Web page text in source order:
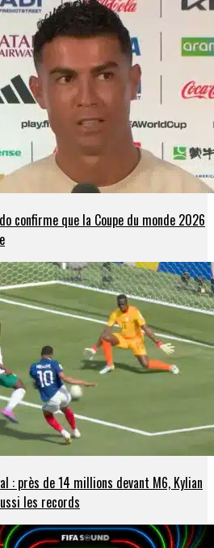
confirme que la Coupe du monde 2026
: près de 14 millions devant M6, Kylian
les records